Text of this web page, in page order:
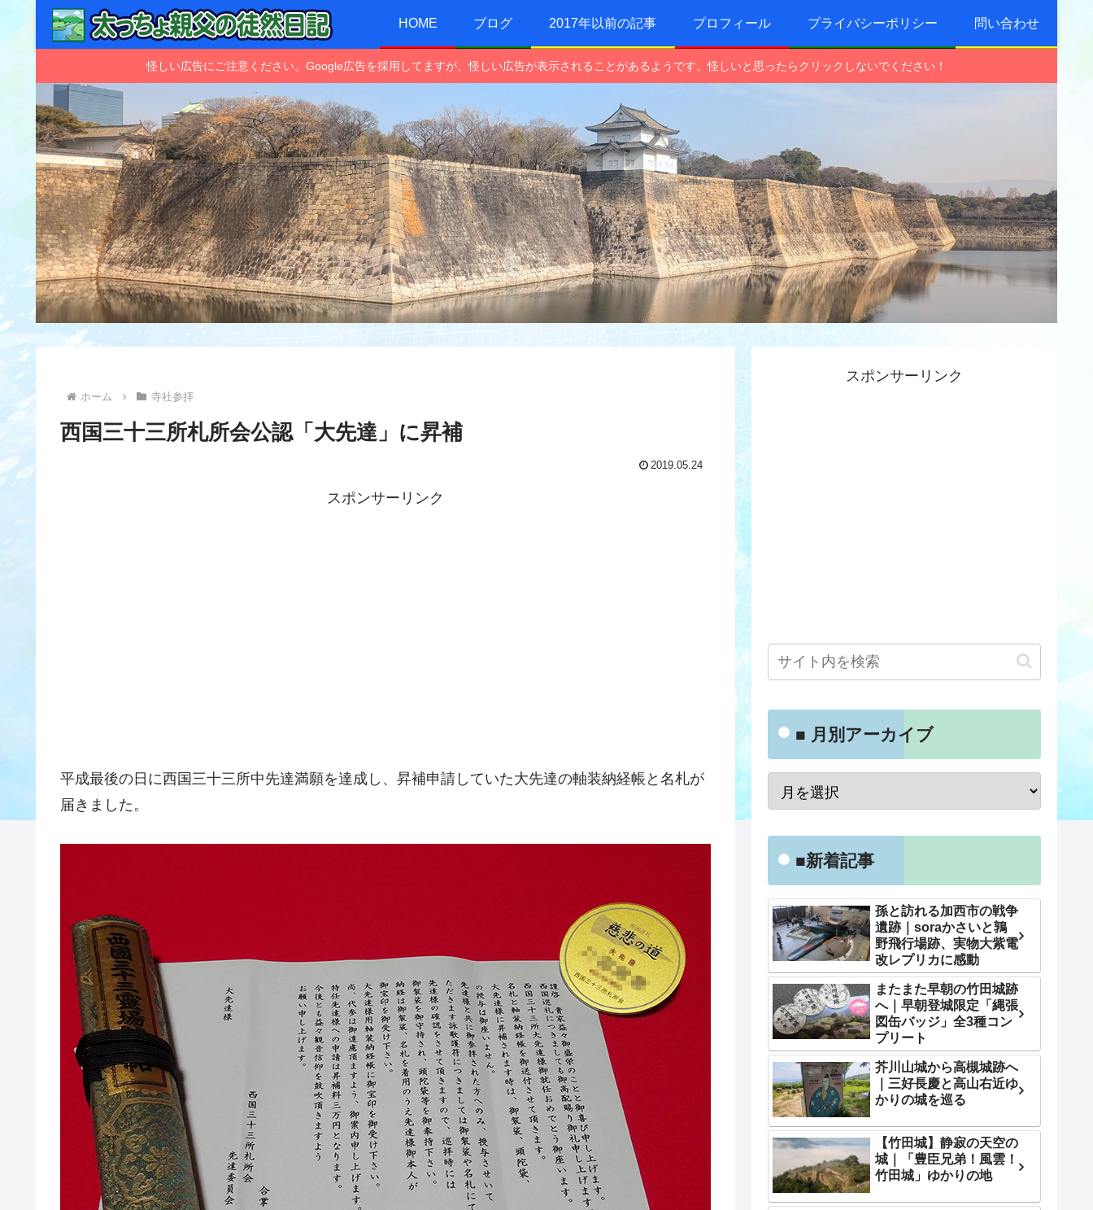
HOME ブログ 2017年以前の記事 プロフィール プライバシーポリシー 問い合わせ
怪しい広告にご注意ください。Google広告を採用してますが、怪しい広告が表示されることがあるようです。怪しいと思ったらクリックしないでください！
ホーム 寺社参拝
西国三十三所札所会公認「大先達」に昇補
2019.05.24
スポンサーリンク
平成最後の日に西国三十三所中先達満願を達成し、昇補申請していた大先達の軸装納経帳と名札が
届きました。
スポンサーリンク
■ 月別アーカイブ
■新着記事
孫と訪れる加西市の戦争
遺跡｜soraかさいと鶉
野飛行場跡、実物大紫電
改レプリカに感動
またまた早朝の竹田城跡
へ｜早朝登城限定「縄張
図缶バッジ」全3種コン
プリート
芥川山城から高槻城跡へ
｜三好長慶と高山右近ゆ
かりの城を巡る
【竹田城】静寂の天空の
城｜「豊臣兄弟！風雲！
竹田城」ゆかりの地